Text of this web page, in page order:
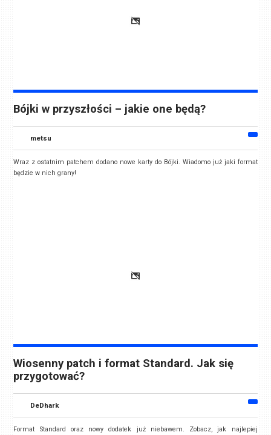
Bójki w przyszłości – jakie one będą?
metsu
Wraz z ostatnim patchem dodano nowe karty do Bójki. Wiadomo już jaki format
będzie w nich grany!
Wiosenny patch i format Standard. Jak się
przygotować?
DeDhark
Format Standard oraz nowy dodatek już niebawem. Zobacz, jak najlepiej